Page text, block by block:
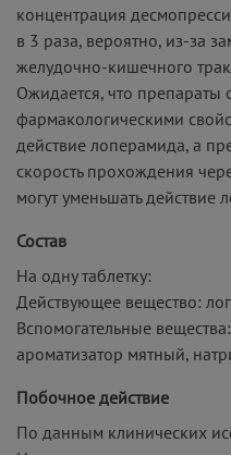
концентрация
в 3 раза, вероятно, из-за
желудочно-кишечного
Ожидается, что препараты
фармакологическими
действие лоперамида, а
скорость прохождения
могут уменьшать действие
Состав
На одну таблетку:
Действующее вещество:
Вспомогательные
ароматизатор мятный,
Побочное действие
По данным клинических